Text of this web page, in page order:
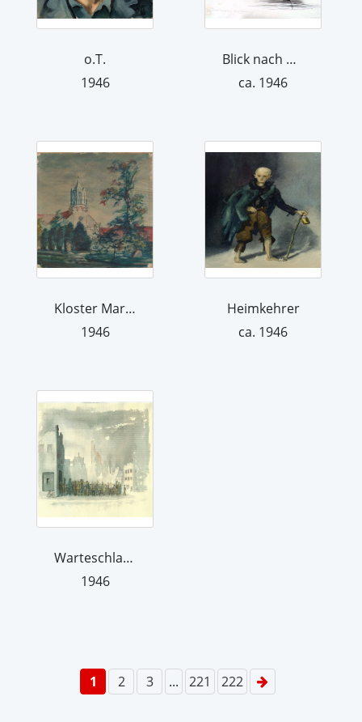
o.T.
1946
Blick nach unten
ca. 1946
Kloster Marienwerder
1946
Heimkehrer
ca. 1946
Warteschlange
1946
1 2 3 ... 221 222